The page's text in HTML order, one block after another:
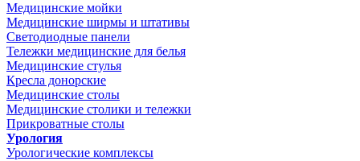
Медицинские мойки
Медицинские ширмы и штативы
Светодиодные панели
Тележки медицинские для белья
Медицинские стулья
Кресла донорские
Медицинские столы
Медицинские столики и тележки
Прикроватные столы
Урология
Урологические комплексы